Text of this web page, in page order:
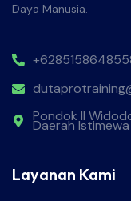
Daya Manusia.
Pondok II
Daerah
Layanan Kami